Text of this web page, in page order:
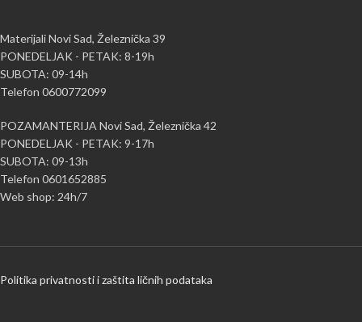
Materijali Novi Sad, Železnička 39
PONEDELJAK - PETAK: 8-19h
SUBOTA: 09-14h
Telefon 0600772099
POZAMANTERIJA Novi Sad, Železnička 42
PONEDELJAK - PETAK: 9-17h
SUBOTA: 09-13h
Telefon 0601652885
Web shop: 24h/7
Politika privatnosti i zaštita ličnih podataka